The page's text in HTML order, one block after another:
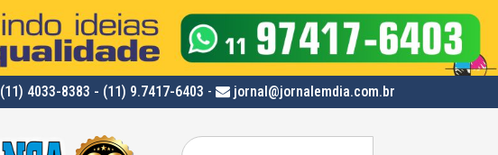
(11) 4033-8383 - (11) 9.7417-6403 - jornal@jornalemdia.com.br
Pesquisar